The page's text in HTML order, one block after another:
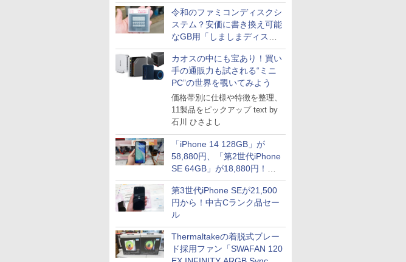
令和のファミコンディスクシ
ステム？安価に書き換え可能
なGB用「しましまディスク
システム」
カオスの中にも宝あり！買い
手の通販力も試される“ミニ
PC”の世界を覗いてみよう
価格帯別に仕様や特徴を整理、
11製品をピックアップ text by
石川 ひさよし
「iPhone 14 128GB」が
58,880円、「第2世代iPhone
SE 64GB」が18,880円！中
古Bランク品セール
第3世代iPhone SEが21,500
円から！中古Cランク品セー
ル
Thermaltakeの着脱式ブレー
ド採用ファン「SWAFAN 120